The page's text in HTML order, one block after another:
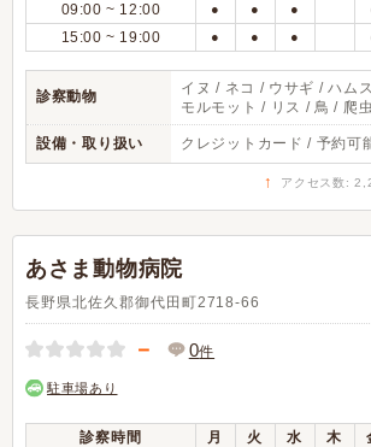
09:00 ~ 12:00
● ● ●
15:00 ~ 19:00 ● ● ●
診察動物
イヌ / ネコ / ウサギ / ハム
モルモット / リス / 鳥 / 爬
設備・取り扱い クレジットカード / 予約可
↑ アクセス数:
あさま動物病院
長野県北佐久郡御代田町2718-66
－ 0件
駐車場あり
診察時間 月 火 水 木